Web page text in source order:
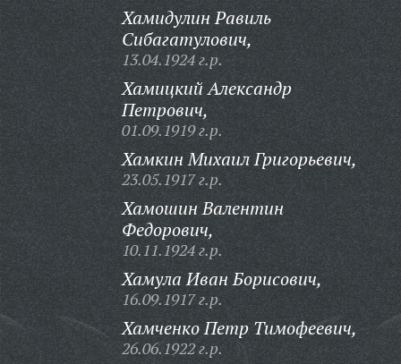
Хамидулин Равиль
Сибагатулович,
13.04.1924 г.р.
Хамицкий Александр
Петрович,
01.09.1919 г.р.
Хамкин Михаил Григорьевич,
23.05.1917 г.р.
Хамошин Валентин
Федорович,
10.11.1924 г.р.
Хамула Иван Борисович,
16.09.1917 г.р.
Хамченко Петр Тимофеевич,
26.06.1922 г.р.